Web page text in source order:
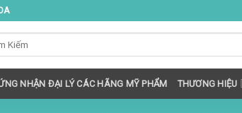
NHẬN ĐẠI LÝ CÁC HÃNG MỸ PHẨM THƯƠNG HIỆU